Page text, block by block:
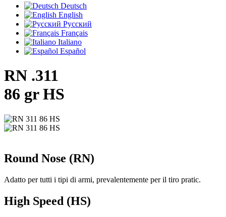
Deutsch
English
Русский
Français
Italiano
Español
RN .311
86 gr HS
Round Nose (RN)
Adatto per tutti i tipi di armi, prevalentemente per il tiro pratic.
High Speed (HS)